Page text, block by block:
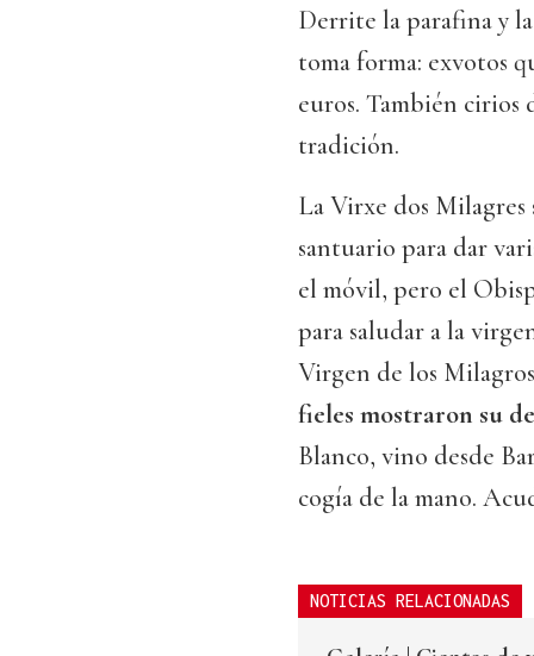
Derrite la parafina y
toma forma: exvotos
euros. También cirios
tradición.
La Virxe dos Milagres
santuario para dar
el móvil, pero el
para saludar a la
Virgen de los
fieles mostraron su
Blanco, vino desde
cogía de la mano.
NOTICIAS RELACIONADAS